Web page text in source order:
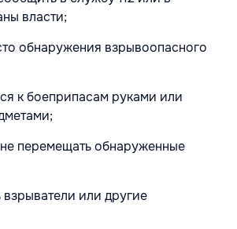
власти;
обнаружения взрывоопасного
к боеприпасам руками или
перемещать обнаруженные
взрыватели или другие